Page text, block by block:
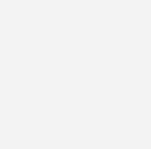
Group ist im Geschäftsjahr 2013 weiter
stiegen um rund zwei Prozent auf 2,38
Euro), das Betriebsergebnis (EBIT) belief
entspricht einem Plus von mehr als 19
von Abschreibungen geprägten